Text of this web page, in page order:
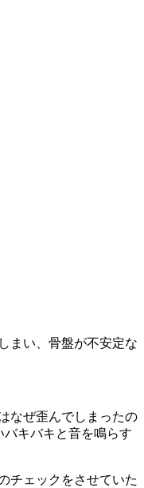
まい、骨盤が不安定な
なぜ歪んでしまったの
キバキと音を鳴らす
チェックをさせていた